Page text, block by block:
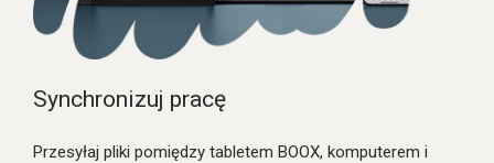
Synchronizuj pracę
Przesyłaj pliki pomiędzy tabletem BOOX, komputerem i